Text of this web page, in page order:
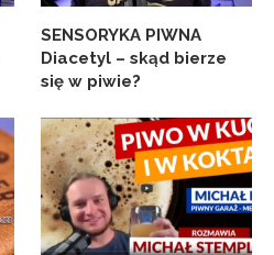
SENSORYKA PIWNA
Diacetyl – skąd bierze
się w piwie?